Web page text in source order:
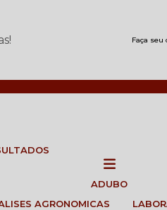
Faça
ADUBO
AGRONOMICAS